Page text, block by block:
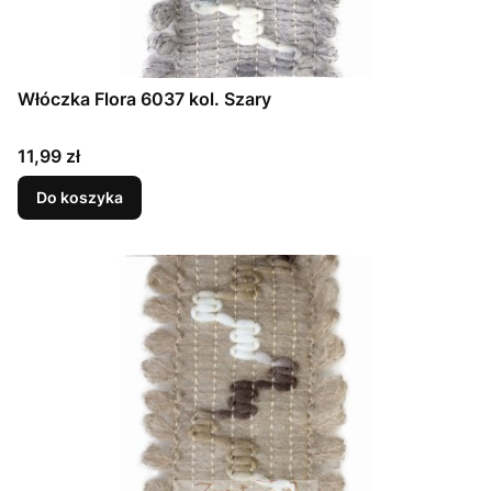
Włóczka Flora 6037 kol. Szary
Cena
11,99 zł
Do koszyka